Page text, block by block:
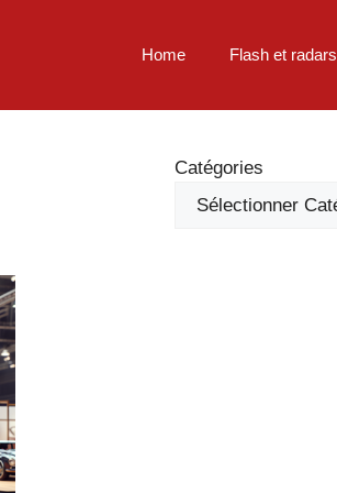
Home Flash et radars
Catégories